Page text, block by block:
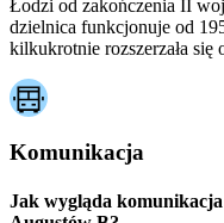
Łodzi od zakończenia II
dzielnica funkcjonuje od
kilkukrotnie rozszerzała się
Komunikacja
Jak wygląda